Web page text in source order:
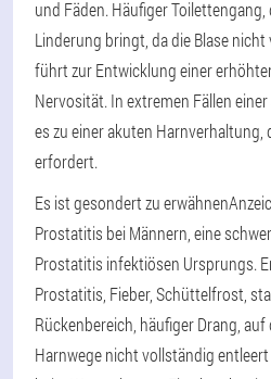
und Fäden. Häufiger
Linderung bringt, da die Blase
führt zur Entwicklung einer
Nervosität. In extremen Fällen
es zu einer akuten
erfordert.
Es ist gesondert zu erwähnen
Prostatitis bei Männern , eine
Prostatitis infektiösen Ursprungs.
Prostatitis, Fieber, Schüttelfrost,
Rückenbereich, häufiger Drang,
Harnwege nicht vollständig